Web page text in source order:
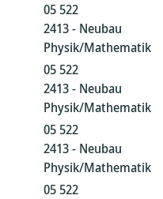
05 522
2413 - Neubau
Physik/Mathematik
05 522
2413 - Neubau
Physik/Mathematik
05 522
2413 - Neubau
Physik/Mathematik
05 522